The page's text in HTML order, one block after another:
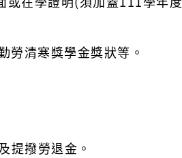
勞清寒獎學金獎狀等。
提撥勞退金。